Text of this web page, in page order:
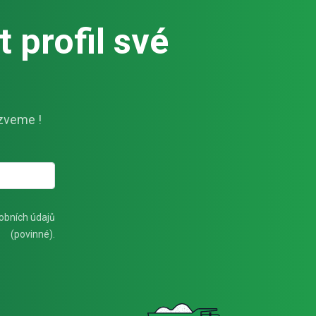
profil své
!
údajů
(povinné).